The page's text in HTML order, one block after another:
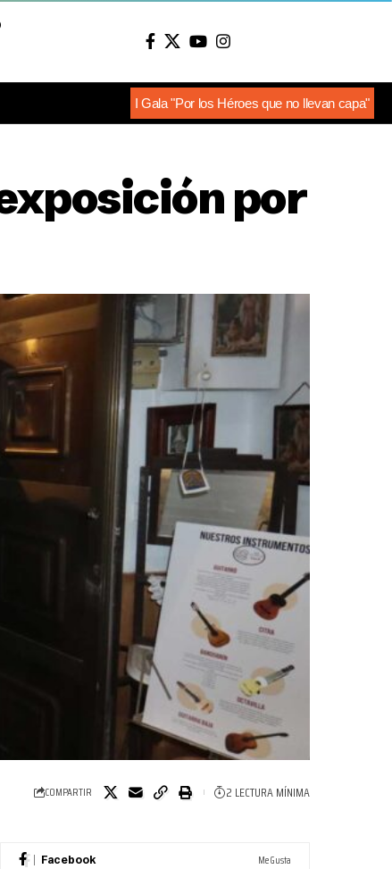
I Gala "Por los Héroes que no llevan capa"
por
COMPARTIR 2 LECTURA MÍNIMA
Facebook Me Gusta